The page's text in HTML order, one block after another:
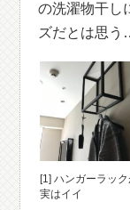
の洗濯物干し
ズだとは思う
[1] ハンガーラッ
実はイイ